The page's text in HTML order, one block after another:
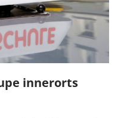
innerorts